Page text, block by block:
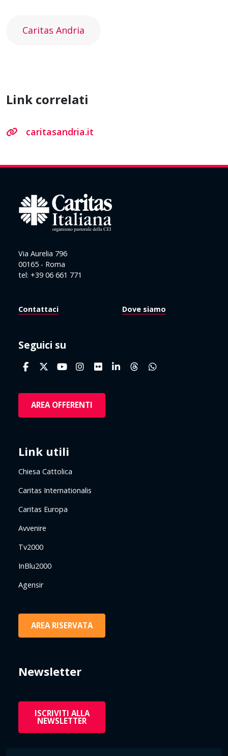
Caritas Andria
Link correlati
caritasandria.it
Via Aurelia 796
00165 - Roma
tel: +39 06 661 771
Contattaci Dove siamo
Seguici su
AREA OFFERENTI
Link utili
Chiesa Cattolica
Caritas Internationalis
Caritas Europa
Avvenire
Tv2000
InBlu2000
Agensir
AREA RISERVATA
Newsletter
ISCRIVITI ALLA
NEWSLETTER